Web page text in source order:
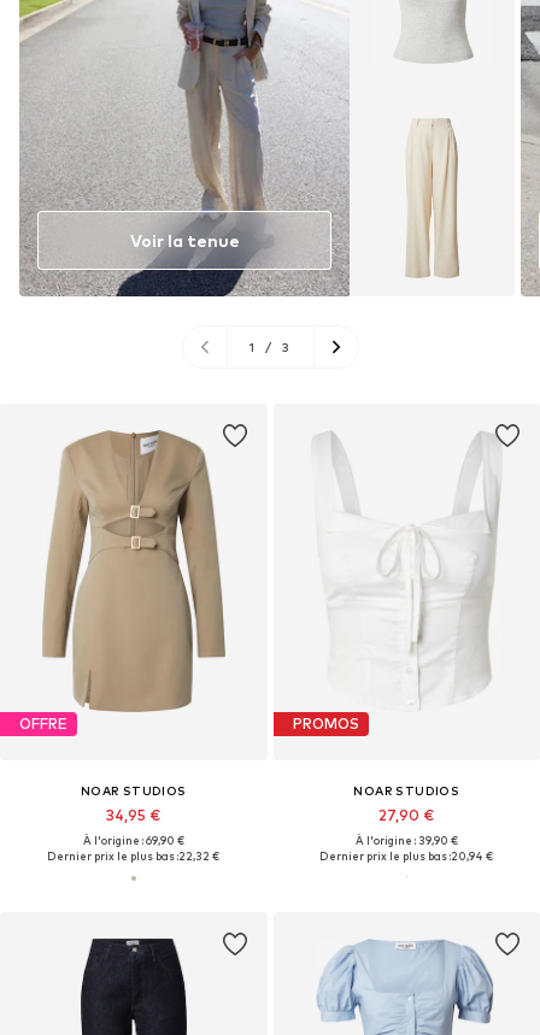
OFFRE
NOAR STUDIOS
34,95 €
À l'origine : 69,90 €
Dernier prix le plus bas :22,32 €
PROMOS
NOAR STUDIOS
27,90 €
À l'origine : 39,90 €
Dernier prix le plus bas :20,94 €
Voir la tenue
1 / 3